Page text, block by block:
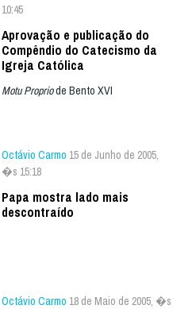
10:45
Aprovação e publicação do
Compêndio do Catecismo da
Igreja Católica
Motu Propriode Bento XVI
Octávio Carmo 15 de Junho de 2005,
�s 15:18
Papa mostra lado mais
descontraído
Octávio Carmo 18 de Maio de 2005, �s